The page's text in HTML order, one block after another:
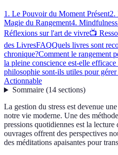
1. Le Pouvoir du Moment Présent2.
Magie du Rangement4.
Réflexions sur l'art de vivre📺
des LivresFAQQuels livres sont
chronique?Comment le rangement
la pleine conscience est-elle efficace
philosophie sont-ils utiles pour gérer
Actionnable
Sommaire(14 sections)
La gestion du stress est devenue
notre vie moderne. Une des
pressions quotidiennes est la lecture
ouvrages offrent des perspectives
des méditations apaisantes pour